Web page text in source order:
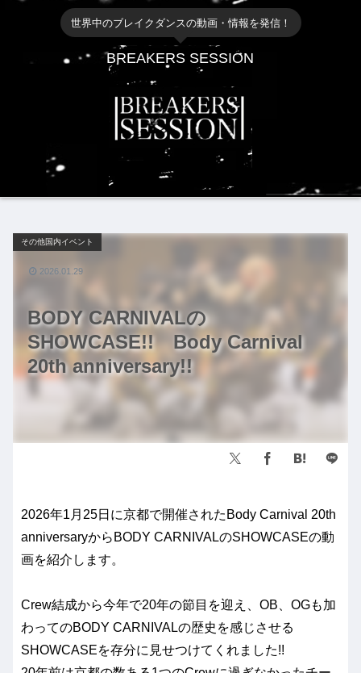
世界中のブレイクダンスの動画・情報を発信！
BREAKERS SESSION
BODY CARNIVALの
SHOWCASE!! Body Carnival
20th anniversary!!
その他国内イベント
2026.01.29
2026年1月25日に京都で開催されたBody Carnival 20th
anniversaryからBODY CARNIVALのSHOWCASEの動
画を紹介します。
Crew結成から今年で20年の節目を迎え、OB、OGも加
わってのBODY CARNIVALの歴史を感じさせる
SHOWCASEを存分に見せつけてくれました!!